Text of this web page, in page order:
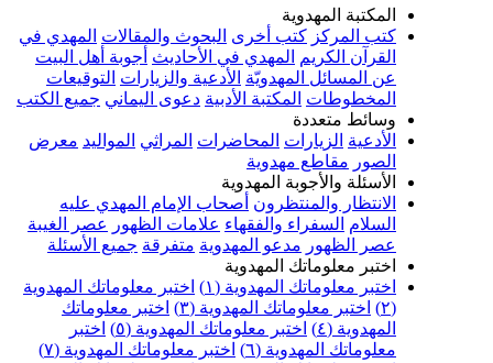
المهدوية
كتب أخرى البحوث والمقالات المهدي في
المهدي في الأحاديث أجوبة أهل البيت
المسائل المهدويّة الأدعية والزيارات التوقيعات
المكتبة الأدبية دعوى اليماني جميع الكتب
متعددة
الزيارات المحاضرات المراثي المواليد معرض
مقاطع مهدوية
والأجوبة المهدوية
والمنتظرون أصحاب الإمام المهدي عليه
السفراء والفقهاء علامات الظهور عصر الغيبة
مدعو المهدوية متفرقة جميع الأسئلة
معلوماتك المهدوية
معلوماتك المهدوية (١)
اختبر معلوماتك المهدوية
اختبر معلوماتك المهدوية (٣)
اختبر معلوماتك
اختبر معلوماتك المهدوية (٥)
اختبر
المهدوية (٦)
اختبر معلوماتك المهدوية (٧)